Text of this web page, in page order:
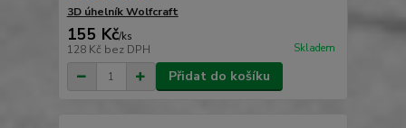
3D úhelník Wolfcraft
155 Kč/ks
128 Kč bez DPH Skladem
Přidat do košíku